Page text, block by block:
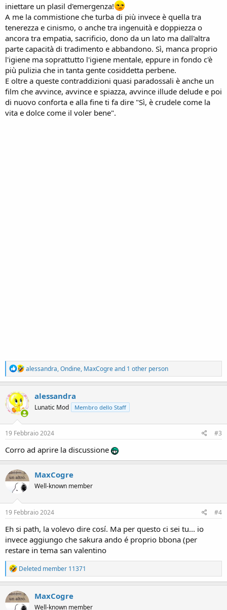
iniettare un plasil d'emergenza!
A me la commistione che turba di più invece è quella tra
tenerezza e cinismo, o anche tra ingenuità e doppiezza o
ancora tra empatia, sacrificio, dono da un lato ma dall'altra
parte capacità di tradimento e abbandono. Sì, manca proprio
l'igiene ma soprattutto l'igiene mentale, eppure in fondo c'è
più pulizia che in tanta gente cosiddetta perbene.
E oltre a queste contraddizioni quasi paradossali è anche un
film che avvince, avvince e spiazza, avvince illude delude e poi
di nuovo conforta e alla fine ti fa dire "Sì, è crudele come la
vita e dolce come il voler bene".
R
e
a
t
i
o
n
s
alessandra,Ondine, MaxCogreand 1 other person
alessandra
Lunatic Mod Membro dello Staff
19 Febbraio 2024 #3
Corro ad aprire la discussione
MaxCogre
Well-known member
19 Febbraio 2024 #4
Eh si path, la volevo dire cosí. Ma per questo ci sei tu... io
invece aggiungo che sakura ando é proprio bbona (per
restare in tema san valentino
R
e
a
c
t
Deleted member 11371
MaxCogre
Well-known member